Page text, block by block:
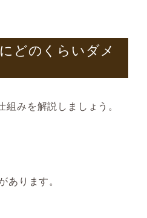
どのくらいダメ
みを解説しましょう。
あります。